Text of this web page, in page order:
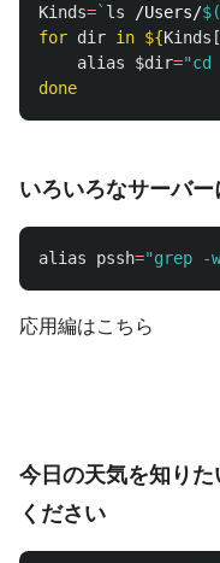
Kinds=` ls /Users/$(
for dir in ${Kinds
alias
$dir="cd
done
いろいろなサーバ
alias pssh="grep
応用編はこちら
今日の天気を知り
ください